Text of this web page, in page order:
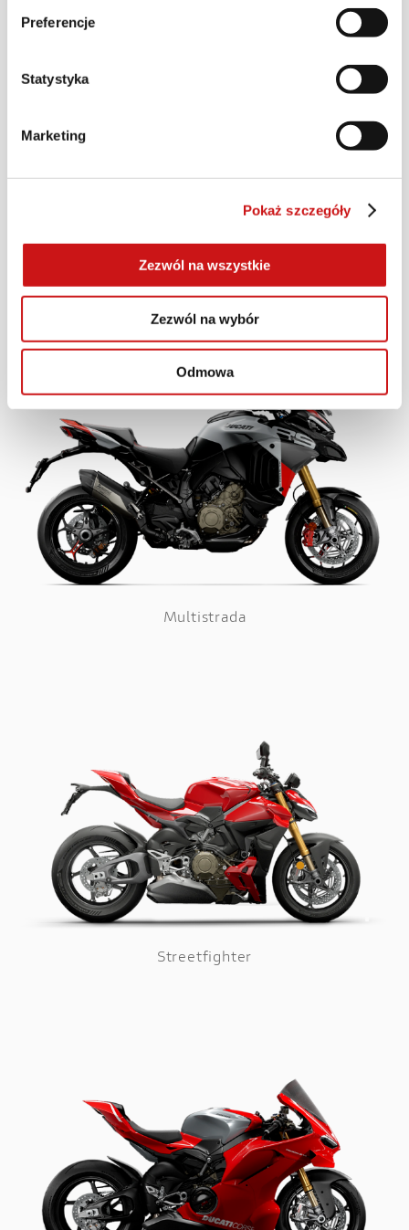
Preferencje
Statystyka
Marketing
Pokaż szczegóły
Zezwól na wszystkie
Zezwól na wybór
Odmowa
Multistrada
Streetfighter